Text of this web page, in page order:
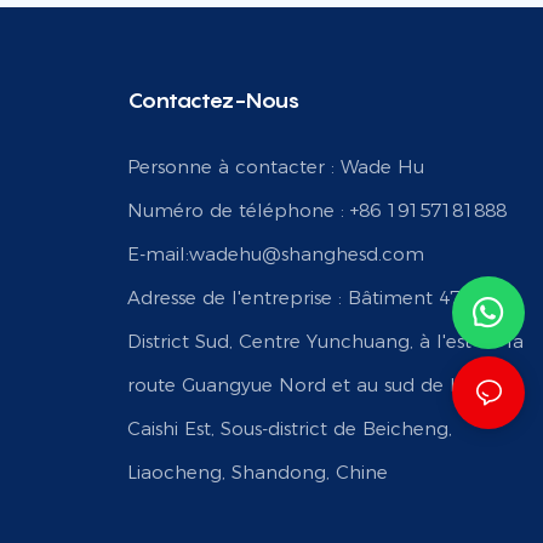
Contactez-Nous
Personne à contacter : Wade Hu
Numéro de téléphone : +86 19157181888
E-mail:wadehu@shanghesd.com
Adresse de l'entreprise : Bâtiment 47,
District Sud, Centre Yunchuang, à l'est de la
route Guangyue Nord et au sud de la route
Caishi Est, Sous-district de Beicheng,
Liaocheng, Shandong, Chine